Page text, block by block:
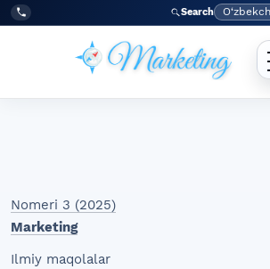
Skip to main navigation menu
Skip to main content
Skip to site footer
Tel:
+998977838464 Search
Nomeri 3 (2025)
Marketing
Ilmiy maqolalar